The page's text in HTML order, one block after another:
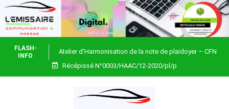
FLASH-
INFO
Atelier d’Harmonisation de la note de plaidoyer – CFN
Togo
Récépissé N°0003/HAAC/12-2020/pl/p